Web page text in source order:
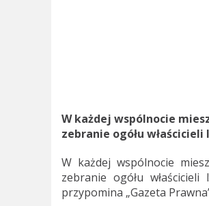
W każdej wspólnocie
zebranie ogółu
W każdej wspólnocie
zebranie ogółu
przypomina „Gazeta